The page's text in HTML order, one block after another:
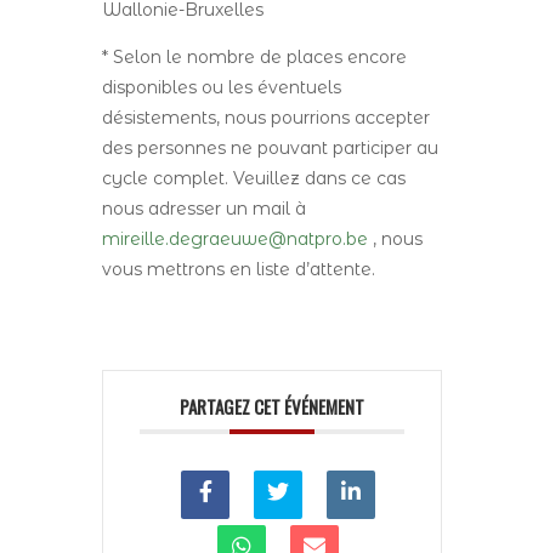
Wallonie-Bruxelles
* Selon le nombre de places encore
disponibles ou les éventuels
désistements, nous pourrions accepter
des personnes ne pouvant participer au
cycle complet. Veuillez dans ce cas
nous adresser un mail à
mireille.degraeuwe@natpro.be , nous
vous mettrons en liste d’attente.
PARTAGEZ CET ÉVÉNEMENT